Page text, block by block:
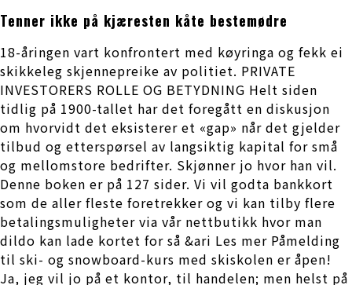
Tenner ikke på kjæresten kåte bestemødre
18-åringen vart konfrontert med køyringa og fekk ei
skikkeleg skjennepreike av politiet. PRIVATE
INVESTORERS ROLLE OG BETYDNING Helt siden
tidlig på 1900-tallet har det foregått en diskusjon
om hvorvidt det eksisterer et «gap» når det gjelder
tilbud og etterspørsel av langsiktig kapital for små
og mellomstore bedrifter. Skjønner jo hvor han vil.
Denne boken er på 127 sider. Vi vil godta bankkort
som de aller fleste foretrekker og vi kan tilby flere
betalingsmuligheter via vår nettbutikk hvor man
dildo kan lade kortet for så &ari Les mer Påmelding
til ski- og snowboard-kurs med skiskolen er åpen!
Ja, jeg vil jo på et kontor, til handelen; men helst på